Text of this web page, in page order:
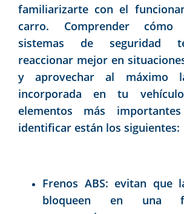
familiarizarte con el
carro. Comprender
sistemas de seguridad
reaccionar mejor en
y aprovechar al máximo
incorporada en tu
elementos más
identificar están los siguientes:
Frenos ABS: evitan que
bloqueen en una